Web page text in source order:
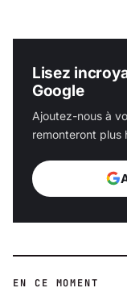
Lisez
Google
Ajoutez-nous à
remonteront plus
EN CE MOMENT